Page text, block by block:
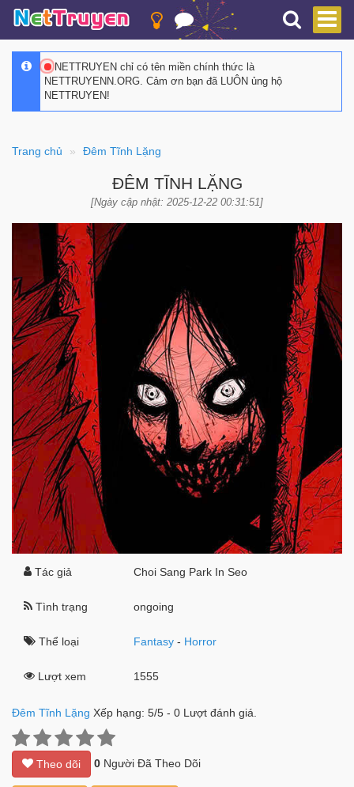
NETTRUYEN chỉ có tên miền chính thức là
NETTRUYENN.ORG. Cảm ơn bạn đã LUÔN ủng hộ
NETTRUYEN!
Trang chủ Đêm Tĩnh Lặng
ĐÊM TĨNH LẶNG
[Ngày cập nhật: 2025-12-22 00:31:51]
Tác giả Choi Sang Park In Seo
Tình trạng ongoing
Thể loại Fantasy - Horror
Lượt xem 1555
Đêm Tĩnh Lặng Xếp hạng: 5/5 - 0 Lượt đánh giá.
Theo dõi 0 Người Đã Theo Dõi